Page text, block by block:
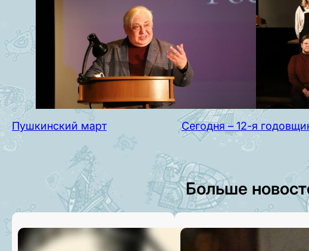
Пушкинский март Сегодня – 12-я
Больше